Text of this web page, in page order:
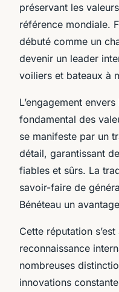
préservant les
référence mondiale.
débuté comme un
devenir un leader
voiliers et bateaux à
L’engagement
fondamental des
se manifeste par un
détail, garantissant
fiables et sûrs. La
savoir-faire de
Bénéteau un
Cette réputation
reconnaissance
nombreuses
innovations